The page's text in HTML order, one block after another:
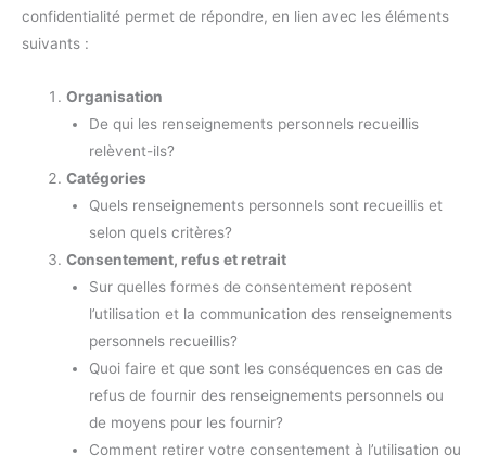
confidentialité permet de répondre, en lien avec les éléments
suivants :
Organisation
De qui les renseignements personnels recueillis
relèvent-ils?
Catégories
Quels renseignements personnels sont recueillis et
selon quels critères?
Consentement, refus et retrait
Sur quelles formes de consentement reposent
l’utilisation et la communication des renseignements
personnels recueillis?
Quoi faire et que sont les conséquences en cas de
refus de fournir des renseignements personnels ou
de moyens pour les fournir?
Comment retirer votre consentement à l’utilisation ou